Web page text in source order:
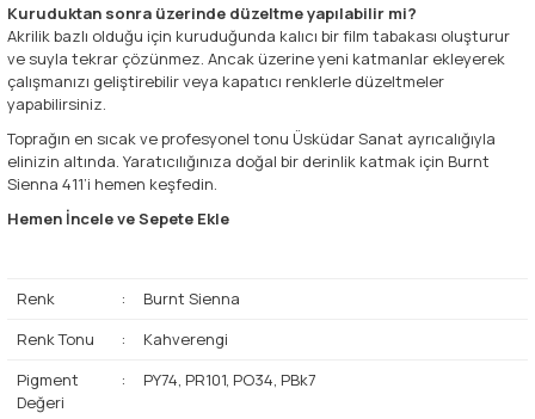
Kuruduktan sonra üzerinde düzeltme yapılabilir mi?
Akrilik bazlı olduğu için kuruduğunda kalıcı bir film tabakası oluşturur
ve suyla tekrar çözünmez. Ancak üzerine yeni katmanlar ekleyerek
çalışmanızı geliştirebilir veya kapatıcı renklerle düzeltmeler
yapabilirsiniz.
Toprağın en sıcak ve profesyonel tonu Üsküdar Sanat ayrıcalığıyla
elinizin altında. Yaratıcılığınıza doğal bir derinlik katmak için Burnt
Sienna 411’i hemen keşfedin.
Hemen İncele ve Sepete Ekle
Renk :
Burnt Sienna
Renk Tonu
:
Kahverengi
Pigment
Değeri
: PY74, PR101, PO34, PBk7